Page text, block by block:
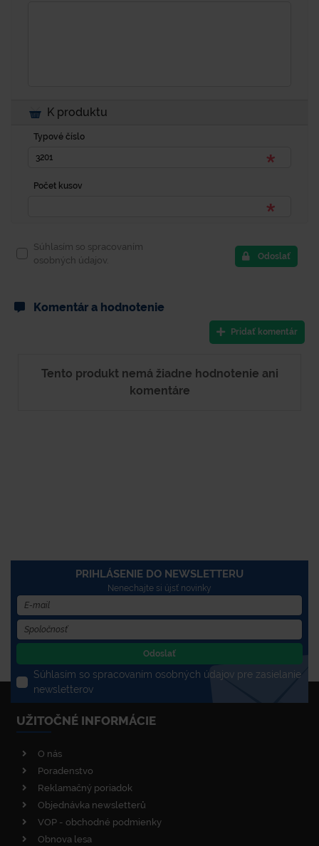
K produktu
Typové číslo
Počet kusov
Súhlasím so spracovaním
osobných údajov.
Odoslať
Komentár a hodnotenie
Pridať komentár
Tento produkt nemá žiadne hodnotenie ani
komentáre
PRIHLÁSENIE DO NEWSLETTERU
Nenechajte si újsť novinky
Odoslať
Súhlasím so spracovaním osobných údajov pre zasielanie
newsletterov
UŽITOČNÉ INFORMÁCIE
O nás
Poradenstvo
Reklamačný poriadok
Objednávka newsletterů
VOP - obchodné podmienky
Obnova lesa